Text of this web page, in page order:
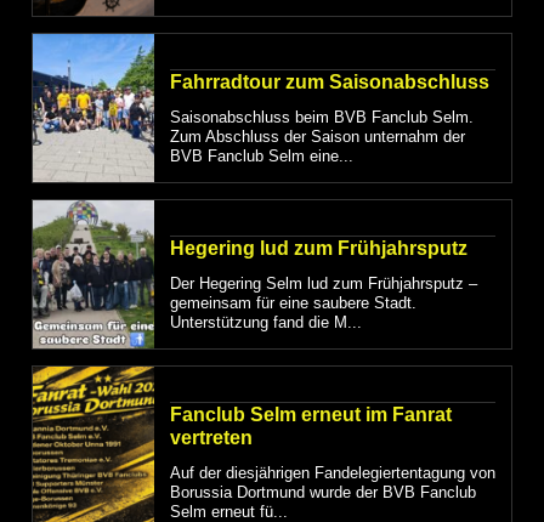
Fahrradtour zum Saisonabschluss
Saisonabschluss beim BVB Fanclub Selm.
Zum Abschluss der Saison unternahm der
BVB Fanclub Selm eine...
Hegering lud zum Frühjahrsputz
Der Hegering Selm lud zum Frühjahrsputz –
gemeinsam für eine saubere Stadt.
Unterstützung fand die M...
Fanclub Selm erneut im Fanrat
vertreten
Auf der diesjährigen Fandelegiertentagung von
Borussia Dortmund wurde der BVB Fanclub
Selm erneut fü...